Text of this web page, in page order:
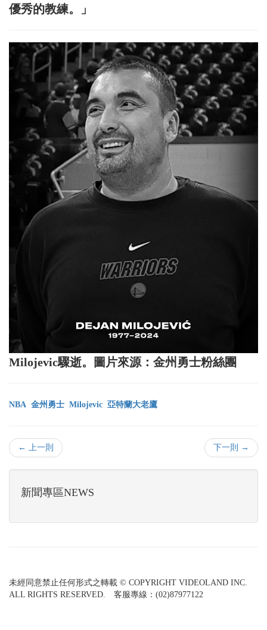
優秀的教練。」
Milojevic驟逝。圖片來源：金州勇士粉絲團
NBA 金州勇士 Milojevic 亞特蘭大老鷹
← 上一則 下一則 →
新聞專區NEWS
未經同意禁止任何形式之轉載 © COPYRIGHT VIDEOLAND INC.
ALL RIGHTS RESERVED. 客服專線：(02)87977122